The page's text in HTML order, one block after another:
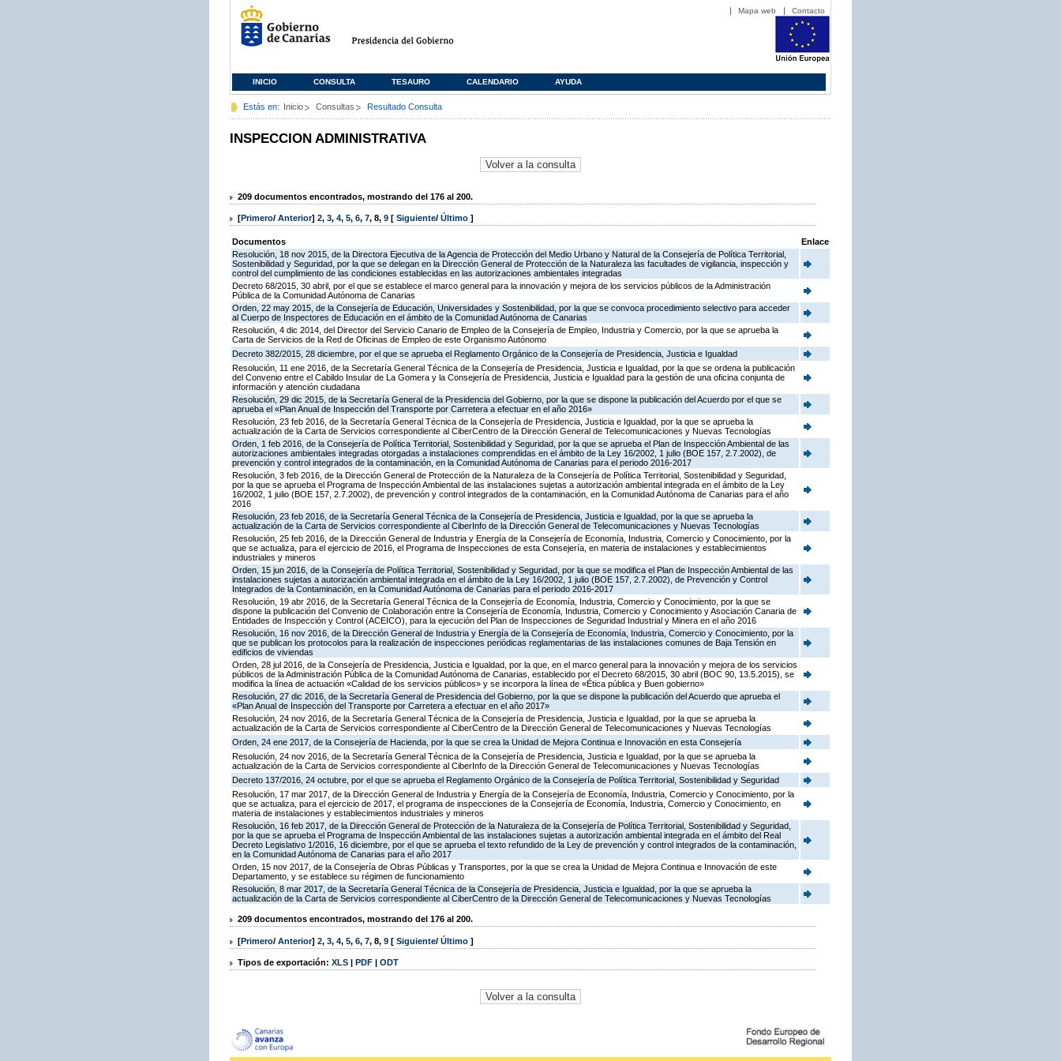
Mapa web Contacto
INICIO CONSULTA TESAURO CALENDARIO AYUDA
Estás en: Inicio Consultas Resultado Consulta
INSPECCION ADMINISTRATIVA
209 documentos encontrados, mostrando del 176 al 200.
[Primero/ Anterior] 2, 3, 4, 5, 6, 7, 8, 9 [ Siguiente/ Último ]
Documentos
Enlace
Resolución, 18 nov 2015, de la Directora Ejecutiva de la Agencia de Protección del Medio Urbano y Natural de la Consejería de Política Territorial,
Sostenibilidad y Seguridad, por la que se delegan en la Dirección General de Protección de la Naturaleza las facultades de vigilancia, inspección y
control del cumplimiento de las condiciones establecidas en las autorizaciones ambientales integradas
Decreto 68/2015, 30 abril, por el que se establece el marco general para la innovación y mejora de los servicios públicos de la Administración
Pública de la Comunidad Autónoma de Canarias
Orden, 22 may 2015, de la Consejería de Educación, Universidades y Sostenibilidad, por la que se convoca procedimiento selectivo para acceder
al Cuerpo de Inspectores de Educación en el ámbito de la Comunidad Autónoma de Canarias
Resolución, 4 dic 2014, del Director del Servicio Canario de Empleo de la Consejería de Empleo, Industria y Comercio, por la que se aprueba la
Carta de Servicios de la Red de Oficinas de Empleo de este Organismo Autónomo
Decreto 382/2015, 28 diciembre, por el que se aprueba el Reglamento Orgánico de la Consejería de Presidencia, Justicia e Igualdad
Resolución, 11 ene 2016, de la Secretaría General Técnica de la Consejería de Presidencia, Justicia e Igualdad, por la que se ordena la publicación
del Convenio entre el Cabildo Insular de La Gomera y la Consejería de Presidencia, Justicia e Igualdad para la gestión de una oficina conjunta de
información y atención ciudadana
Resolución, 29 dic 2015, de la Secretaría General de la Presidencia del Gobierno, por la que se dispone la publicación del Acuerdo por el que se
aprueba el «Plan Anual de Inspección del Transporte por Carretera a efectuar en el año 2016»
Resolución, 23 feb 2016, de la Secretaría General Técnica de la Consejería de Presidencia, Justicia e Igualdad, por la que se aprueba la
actualización de la Carta de Servicios correspondiente al CiberCentro de la Dirección General de Telecomunicaciones y Nuevas Tecnologías
Orden, 1 feb 2016, de la Consejería de Política Territorial, Sostenibilidad y Seguridad, por la que se aprueba el Plan de Inspección Ambiental de las
autorizaciones ambientales integradas otorgadas a instalaciones comprendidas en el ámbito de la Ley 16/2002, 1 julio (BOE 157, 2.7.2002), de
prevención y control integrados de la contaminación, en la Comunidad Autónoma de Canarias para el periodo 2016-2017
Resolución, 3 feb 2016, de la Dirección General de Protección de la Naturaleza de la Consejería de Política Territorial, Sostenibilidad y Seguridad,
por la que se aprueba el Programa de Inspección Ambiental de las instalaciones sujetas a autorización ambiental integrada en el ámbito de la Ley
16/2002, 1 julio (BOE 157, 2.7.2002), de prevención y control integrados de la contaminación, en la Comunidad Autónoma de Canarias para el año
2016
Resolución, 23 feb 2016, de la Secretaría General Técnica de la Consejería de Presidencia, Justicia e Igualdad, por la que se aprueba la
actualización de la Carta de Servicios correspondiente al CiberInfo de la Dirección General de Telecomunicaciones y Nuevas Tecnologías
Resolución, 25 feb 2016, de la Dirección General de Industria y Energía de la Consejería de Economía, Industria, Comercio y Conocimiento, por la
que se actualiza, para el ejercicio de 2016, el Programa de Inspecciones de esta Consejería, en materia de instalaciones y establecimientos
industriales y mineros
Orden, 15 jun 2016, de la Consejería de Política Territorial, Sostenibilidad y Seguridad, por la que se modifica el Plan de Inspección Ambiental de las
instalaciones sujetas a autorización ambiental integrada en el ámbito de la Ley 16/2002, 1 julio (BOE 157, 2.7.2002), de Prevención y Control
Integrados de la Contaminación, en la Comunidad Autónoma de Canarias para el periodo 2016-2017
Resolución, 19 abr 2016, de la Secretaría General Técnica de la Consejería de Economía, Industria, Comercio y Conocimiento, por la que se
dispone la publicación del Convenio de Colaboración entre la Consejería de Economía, Industria, Comercio y Conocimiento y Asociación Canaria de
Entidades de Inspección y Control (ACEICO), para la ejecución del Plan de Inspecciones de Seguridad Industrial y Minera en el año 2016
Resolución, 16 nov 2016, de la Dirección General de Industria y Energía de la Consejería de Economía, Industria, Comercio y Conocimiento, por la
que se publican los protocolos para la realización de inspecciones periódicas reglamentarias de las instalaciones comunes de Baja Tensión en
edificios de viviendas
Orden, 28 jul 2016, de la Consejería de Presidencia, Justicia e Igualdad, por la que, en el marco general para la innovación y mejora de los servicios
públicos de la Administración Pública de la Comunidad Autónoma de Canarias, establecido por el Decreto 68/2015, 30 abril (BOC 90, 13.5.2015), se
modifica la línea de actuación «Calidad de los servicios públicos» y se incorpora la línea de «Ética pública y Buen gobierno»
Resolución, 27 dic 2016, de la Secretaría General de Presidencia del Gobierno, por la que se dispone la publicación del Acuerdo que aprueba el
«Plan Anual de Inspección del Transporte por Carretera a efectuar en el año 2017»
Resolución, 24 nov 2016, de la Secretaría General Técnica de la Consejería de Presidencia, Justicia e Igualdad, por la que se aprueba la
actualización de la Carta de Servicios correspondiente al CiberCentro de la Dirección General de Telecomunicaciones y Nuevas Tecnologías
Orden, 24 ene 2017, de la Consejería de Hacienda, por la que se crea la Unidad de Mejora Continua e Innovación en esta Consejería
Resolución, 24 nov 2016, de la Secretaría General Técnica de la Consejería de Presidencia, Justicia e Igualdad, por la que se aprueba la
actualización de la Carta de Servicios correspondiente al CiberInfo de la Dirección General de Telecomunicaciones y Nuevas Tecnologías
Decreto 137/2016, 24 octubre, por el que se aprueba el Reglamento Orgánico de la Consejería de Política Territorial, Sostenibilidad y Seguridad
Resolución, 17 mar 2017, de la Dirección General de Industria y Energía de la Consejería de Economía, Industria, Comercio y Conocimiento, por la
que se actualiza, para el ejercicio de 2017, el programa de inspecciones de la Consejería de Economía, Industria, Comercio y Conocimiento, en
materia de instalaciones y establecimientos industriales y mineros
Resolución, 16 feb 2017, de la Dirección General de Protección de la Naturaleza de la Consejería de Política Territorial, Sostenibilidad y Seguridad,
por la que se aprueba el Programa de Inspección Ambiental de las instalaciones sujetas a autorización ambiental integrada en el ámbito del Real
Decreto Legislativo 1/2016, 16 diciembre, por el que se aprueba el texto refundido de la Ley de prevención y control integrados de la contaminación,
en la Comunidad Autónoma de Canarias para el año 2017
Orden, 15 nov 2017, de la Consejería de Obras Públicas y Transportes, por la que se crea la Unidad de Mejora Continua e Innovación de este
Departamento, y se establece su régimen de funcionamiento
Resolución, 8 mar 2017, de la Secretaría General Técnica de la Consejería de Presidencia, Justicia e Igualdad, por la que se aprueba la
actualización de la Carta de Servicios correspondiente al CiberCentro de la Dirección General de Telecomunicaciones y Nuevas Tecnologías
209 documentos encontrados, mostrando del 176 al 200.
[Primero/ Anterior] 2, 3, 4, 5, 6, 7, 8, 9 [ Siguiente/ Último ]
Tipos de exportación: XLS | PDF | ODT